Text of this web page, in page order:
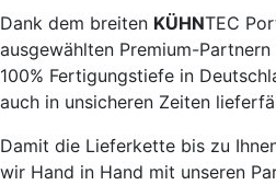
Dank dem breiten KÜHNTEC
ausgewählten Premium-
100% Fertigungstiefe in
auch in unsicheren Zeiten
Damit die Lieferkette bis zu
wir Hand in Hand mit unseren